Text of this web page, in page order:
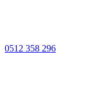
0512 358 296